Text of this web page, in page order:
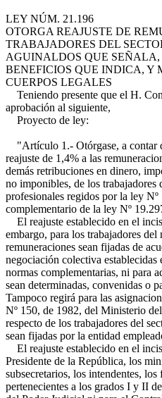
LEY NÚM. 21.196
OTORGA REAJUSTE DE
TRABAJADORES DEL
AGUINALDOS QUE SEÑALA,
BENEFICIOS QUE INDICA, Y
CUERPOS LEGALES
Teniendo presente que el H.
aprobación al siguiente,
Proyecto de ley:
"Artículo 1.- Otórgase, a contar
reajuste de 1,4% a las
demás retribuciones en dinero,
no imponibles, de los
profesionales regidos por la ley
complementario de la ley Nº
El reajuste establecido en el
embargo, para los trabajadores del
remuneraciones sean fijadas de
negociación colectiva
normas complementarias, ni para
sean determinadas, convenidas o
Tampoco regirá para las
Nº 150, de 1982, del Ministerio
respecto de los trabajadores del
sean fijadas por la entidad
El reajuste establecido en el
Presidente de la República, los
subsecretarios, los intendentes,
pertenecientes a los grados I y II